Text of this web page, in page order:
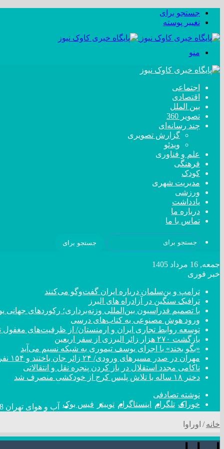
جستجو برای
تغییر پوسته
منو
اجتماعی
اقتصادی
بین الملل
تصویر 360
چند رسانه‌ای
گزارش تصویری
ویدئو
علم و فناوری
فرهنگی
کودک
مدیریت شهری
ورزشی
یادداشت
درباره ما
تماس با ما
جستجو برای
جمعه, 16 مرداد 1405
خبر فوری
ترامپ و بن‌سلمان درباره ایران گفت‌و‌گو می‌کنند
ترافیک سنگین در آزادراه های البرز
با تصمیم فدراسیون بین‌المللی وزنه‌برداری؛ رکورد‌های
ورود هوش مصنوعی به کتاب‌های درسی
توسعه روابط تجاری ایران و ارمنستان/ از ظرفیت‌های مغفول
بازگشت ۲۷۰ هزار زائر البرزی از سفر اربعین
«بگو بخند» با اجرای یوسف تیموری به شبکه نسیم می‌آید
مهران در صدر مسیر‌های ورودی/ ۲۴ زائر جان باختند و ۱۵۴ نفر مصدوم شدند
ناکامی مجدد استقلال در باز کردن پنجره نقل و انتقالاتی
دختر ‌۱۸‌ ‌ساله‌ با تلاش پلیس کرج از خودکشی منصرف شد
نوشته تصادفی
خوراک تلگرام اینستاگرام توییتر فیس بوک آب و هوای تهران
خانه / اوراوا